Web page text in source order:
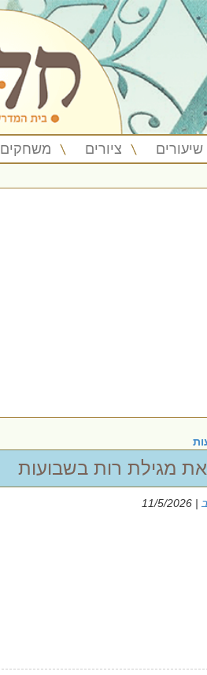
שיעורים ציורים משחקים
מגילת רות בשבועות
| 11/5/2026